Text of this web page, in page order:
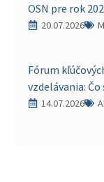
OSN pre rok
20.07.2026
Fórum
vzdelávania:
14.07.2026